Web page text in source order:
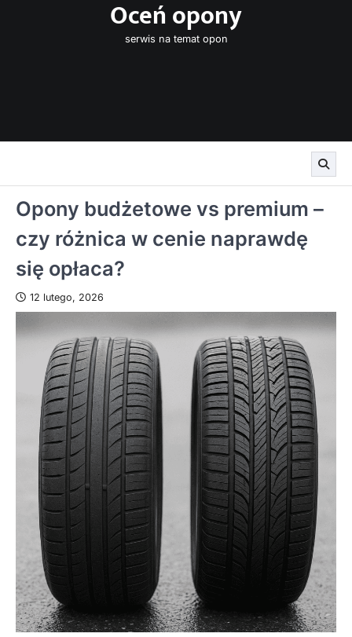
Oceń opony
serwis na temat opon
Opony budżetowe vs premium –
czy różnica w cenie naprawdę
się opłaca?
12 lutego, 2026